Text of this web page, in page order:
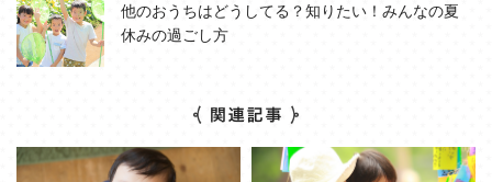
他のおうちはどうしてる？知りたい！みんなの夏
休みの過ごし方